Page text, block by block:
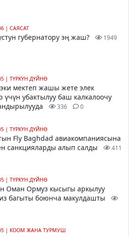
| САЯСАТ
губернатору эң жаш?
1949
| ТҮРКҮН ДҮЙНӨ
мектеп жашы жете элек
үчүн убактылуу баш калкалоочу
336 0
| ТҮРКҮН ДҮЙНӨ
Fly Baghdad авиакомпаниясына
санкцияларды алып салды
411
| ТҮРКҮН ДҮЙНӨ
Оман Ормуз кысыгы аркылуу
багыты боюнча макулдашты
| КООМ ЖАНА ТУРМУШ